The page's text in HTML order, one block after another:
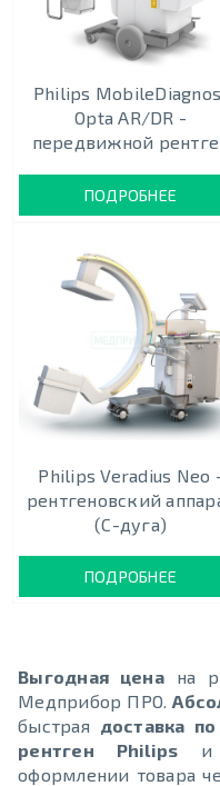
Philips
Opta AR/DR -
передвижной
ПОДРОБНЕЕ
Philips Veradius Neo
рентгеновский
(С-дуга)
ПОДРОБНЕЕ
Выгодная ценана
Медприбор ПРО.
быстрая доставка
рентген Philips
оформлении товара